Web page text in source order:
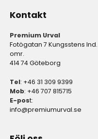
Kontakt
Premium Urval
Fotögatan 7 Kungsstens Ind.
omr.
414 74 Göteborg
Tel: +46 31 309 9399
Mob: +46 707 815715
E-post:
info@premiumurval.se